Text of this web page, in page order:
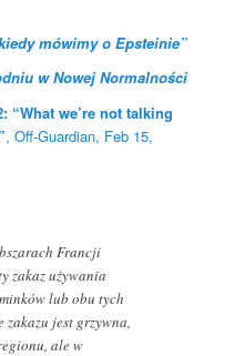
mówimy o Epsteinie”
w Nowej Normalności
“What we’re not talking
, Off-Guardian, Feb 15,
Francji
zakaz używania
lub obu tych
jest grzywna,
ale w